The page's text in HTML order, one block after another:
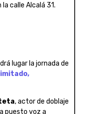
la calle Alcalá 31.
lugar la jornada de
, actor de doblaje
puesto voz a